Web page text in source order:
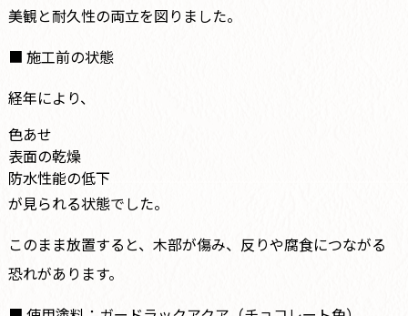
美観と耐久性の両立を図りました。
■ 施工前の状態
経年により、
色あせ
表面の乾燥
防水性能の低下
が見られる状態でした。
このまま放置すると、木部が傷み、反りや腐食につながる
恐れがあります。